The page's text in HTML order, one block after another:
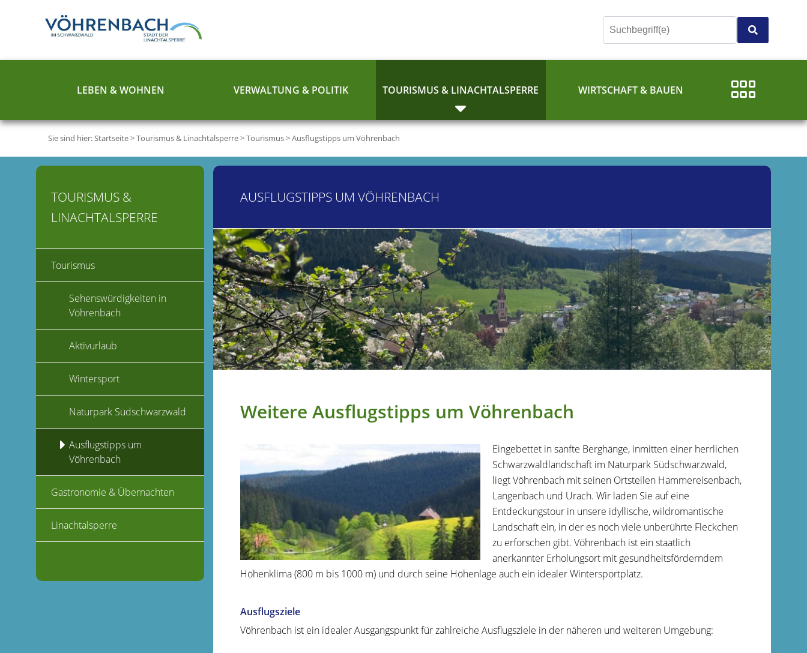
LEBEN & WOHNEN VERWALTUNG & POLITIK TOURISMUS & LINACHTALSPERRE WIRTSCHAFT & BAUEN
Sie sind hier:Startseite>Tourismus & Linachtalsperre>Tourismus>Ausflugstipps um Vöhrenbach
AUSFLUGSTIPPS UM VÖHRENBACH
Weitere Ausflugstipps um Vöhrenbach
Eingebettet in sanfte Berghänge, inmitten einer herrlichen
Schwarzwaldlandschaft im Naturpark Südschwarzwald,
liegt Vöhrenbach mit seinen Ortsteilen Hammereisenbach,
Langenbach und Urach. Wir laden Sie auf eine
Entdeckungstour in unsere idyllische, wildromantische
Landschaft ein, in der es noch viele unberührte Fleckchen
zu erforschen gibt. Vöhrenbach ist ein staatlich
anerkannter Erholungsort mit gesundheitsförderndem
Höhenklima (800 m bis 1000 m) und durch seine Höhenlage auch ein idealer Wintersportplatz.
Ausflugsziele
Vöhrenbach ist ein idealer Ausgangspunkt für zahlreiche Ausflugsziele in der näheren und weiteren Umgebung:
TOURISMUS &
LINACHTALSPERRE
Tourismus
Sehenswürdigkeiten in
Vöhrenbach
Aktivurlaub
Wintersport
Naturpark Südschwarzwald
Ausflugstipps um
Vöhrenbach
Gastronomie & Übernachten
Linachtalsperre